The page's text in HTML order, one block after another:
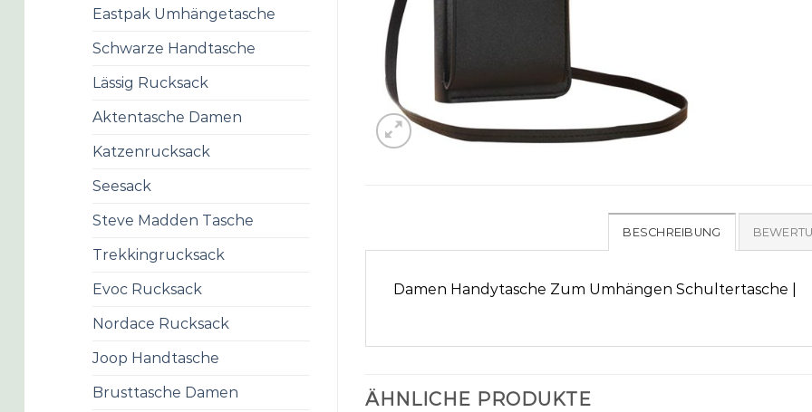
Eastpak Umhängetasche
Schwarze Handtasche
Lässig Rucksack
Aktentasche Damen
Katzenrucksack
Seesack
Steve Madden Tasche
Trekkingrucksack
Evoc Rucksack
Nordace Rucksack
Joop Handtasche
Brusttasche Damen
BESCHREIBUNG
Damen Handytasche Zum Umhängen Schultertasche |
ÄHNLICHE PRODUKTE